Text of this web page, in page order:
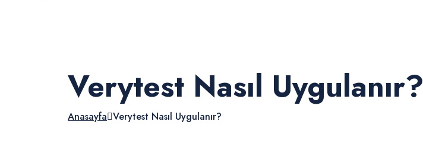
Verytest Nasıl Uygulanır?
Anasayfa Verytest Nasıl Uygulanır?